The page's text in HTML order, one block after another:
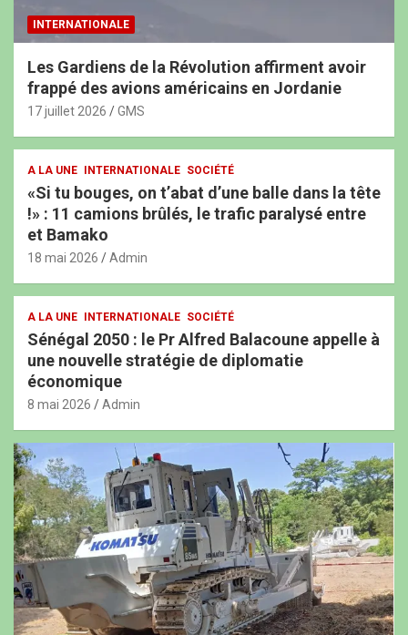
INTERNATIONALE
Les Gardiens de la Révolution affirment avoir
frappé des avions américains en Jordanie
17 juillet 2026 GMS
A LA UNE INTERNATIONALE SOCIÉTÉ
«Si tu bouges, on t’abat d’une balle dans la tête
!» : 11 camions brûlés, le trafic paralysé entre
et Bamako
18 mai 2026 Admin
A LA UNE INTERNATIONALE SOCIÉTÉ
Sénégal 2050 : le Pr Alfred Balacoune appelle à
une nouvelle stratégie de diplomatie
économique
8 mai 2026 Admin